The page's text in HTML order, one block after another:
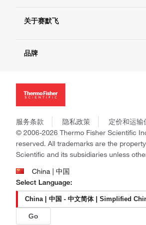
查找文件&证书
学习中心
促销
社交媒体
关于赛默飞
招聘
新闻
社会责任
商标
政策和通知
品牌
Applied Biosystems
Ion Torrent
Unity Lab Services
Patheon
服务条款 隐私政策
定价和运输
© 2006-2026 Thermo Fisher Scientific
reserved. All trademarks are the
Scientific and its subsidiaries unless
China | 中国
Select Language:
Go